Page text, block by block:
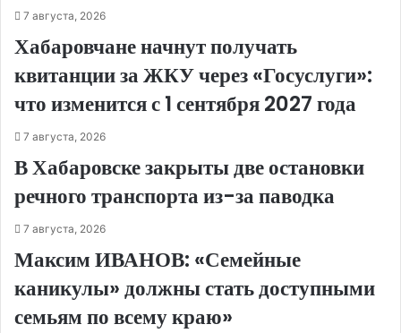
7 августа, 2026
Хабаровчане начнут получать
квитанции за ЖКУ через «Госуслуги»:
что изменится с 1 сентября 2027 года
7 августа, 2026
В Хабаровске закрыты две остановки
речного транспорта из-за паводка
7 августа, 2026
Максим ИВАНОВ: «Семейные
каникулы» должны стать доступными
семьям по всему краю»